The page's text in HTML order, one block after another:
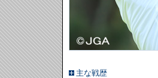
主な戦歴